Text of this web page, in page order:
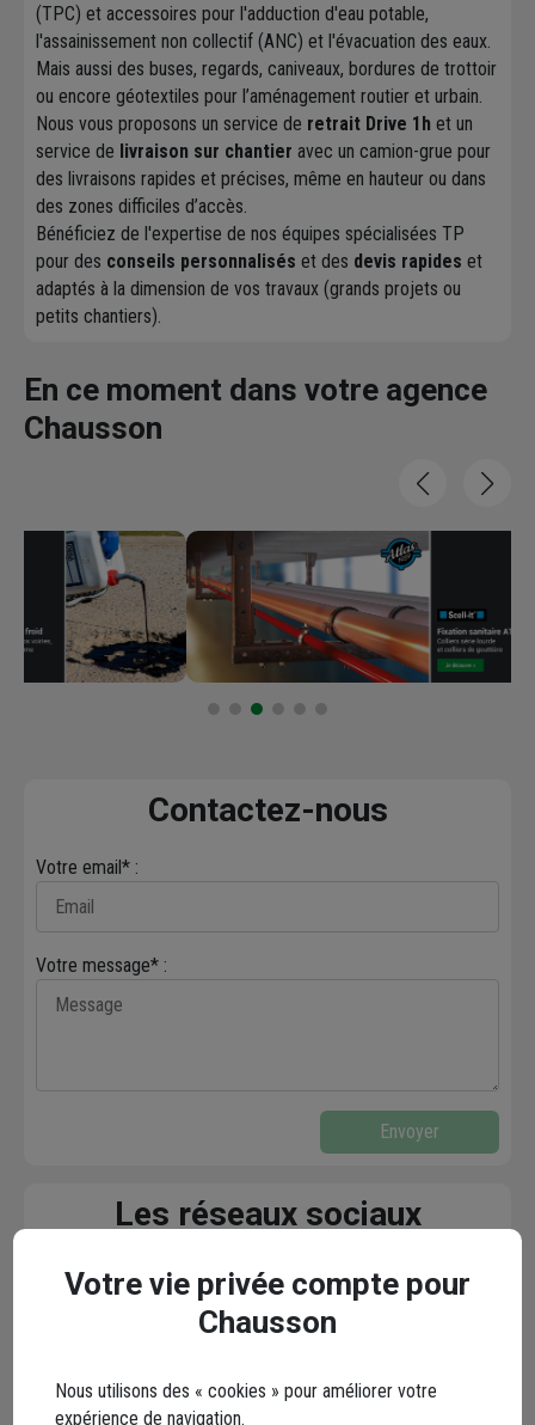
(TPC) et accessoires pour l'adduction d'eau potable,
l'assainissement non collectif (ANC) et l'évacuation des eaux.
Mais aussi des buses, regards, caniveaux, bordures de trottoir
ou encore géotextiles pour l’aménagement routier et urbain.
Nous vous proposons un service de retrait Drive 1h et un
service de livraison sur chantier avec un camion-grue pour
des livraisons rapides et précises, même en hauteur ou dans
des zones difficiles d’accès.
Bénéficiez de l'expertise de nos équipes spécialisées TP
pour des conseils personnalisés et des devis rapides et
adaptés à la dimension de vos travaux (grands projets ou
petits chantiers).
En ce moment dans votre agence
Chausson
Contactez-nous
Votre email* :
Votre message* :
Envoyer
Les réseaux sociaux
Votre vie privée compte pour
Chausson
Nous utilisons des « cookies » pour améliorer votre
expérience de navigation.